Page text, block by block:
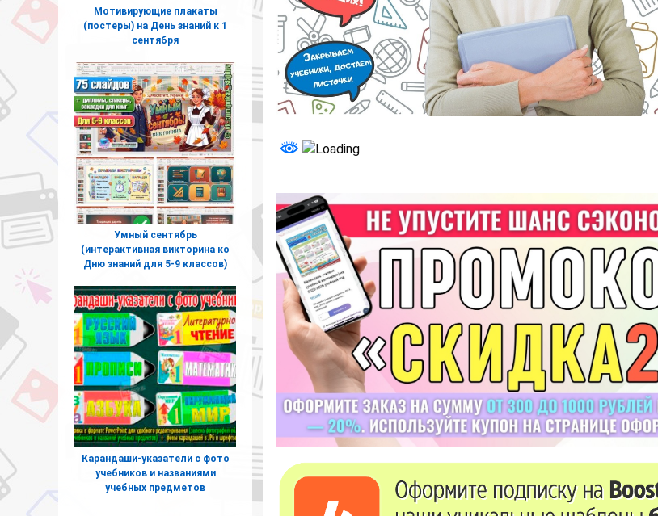
Мотивирующие плакаты
(постеры) на День знаний к 1
сентября
Умный сентябрь
(интерактивная викторина ко
Дню знаний для 5-9 классов)
Карандаши-указатели с фото
учебников и названиями
учебных предметов